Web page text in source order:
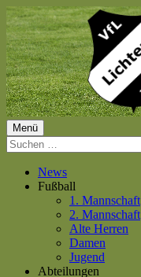
Springe
zum
Inhalt
VfL Lichtenau 1924 e.V.
Primäres
Menü
Menü
Suchen
nach:
News
Fußball
1. Mannschaft
2. Mannschaft
Alte Herren
Damen
Jugend
Abteilungen